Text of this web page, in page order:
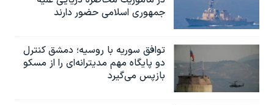
جمهوری اسلامی حضور دارند
توافق سوریه با روسیه؛ دمشق کنترل
دو پایگاه مهم مدیترانه‌ای را از مسکو
بازپس می‌گیرد